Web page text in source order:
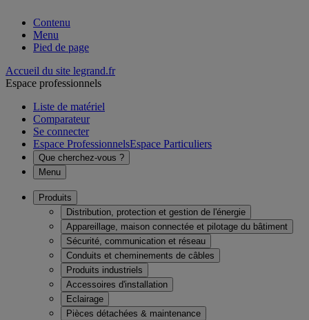
Contenu
Menu
Pied de page
Accueil du site legrand.fr
Espace professionnels
Liste de matériel
Comparateur
Se connecter
Espace ProfessionnelsEspace Particuliers
Que cherchez-vous ?
Menu
Produits
Distribution, protection et gestion de l'énergie
Appareillage, maison connectée et pilotage du bâtiment
Sécurité, communication et réseau
Conduits et cheminements de câbles
Produits industriels
Accessoires d'installation
Eclairage
Pièces détachées & maintenance